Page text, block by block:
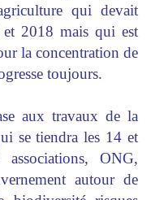
qui devait
2018 mais qui est
la concentration de
toujours.
aux travaux de la
se tiendra les 14 et
ONG,
autour de